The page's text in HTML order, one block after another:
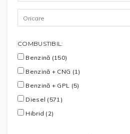
COMBUSTIBIL:
Benzină (150)
Benzină + CNG (1)
Benzină + GPL (5)
Diesel (571)
Hibrid (2)